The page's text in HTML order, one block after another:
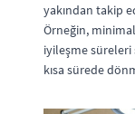
yakından takip
Örneğin,
iyileşme süreleri
kısa sürede